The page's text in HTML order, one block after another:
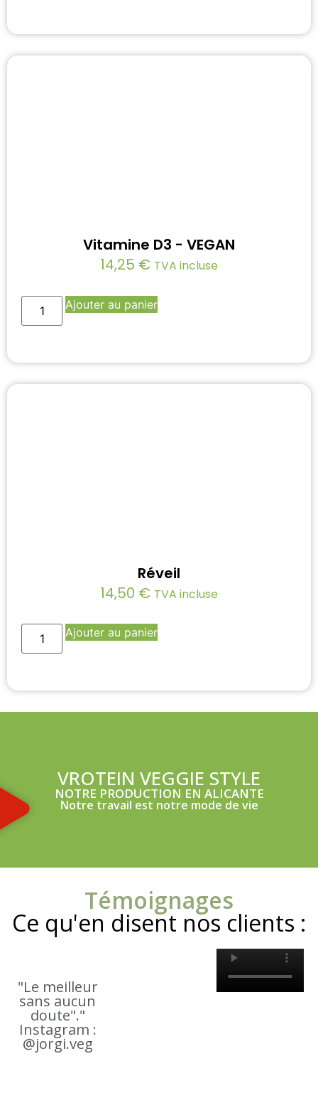
Vitamine D3 - VEGAN
14,25 € TVA incluse
Ajouter au panier
Réveil
14,50 € TVA incluse
Ajouter au panier
VROTEIN VEGGIE STYLE
NOTRE PRODUCTION EN ALICANTE
Notre travail est notre mode de vie
Témoignages
Ce qu'en disent nos clients :
"Le meilleur
sans aucun
doute"."
Instagram :
@jorgi.veg